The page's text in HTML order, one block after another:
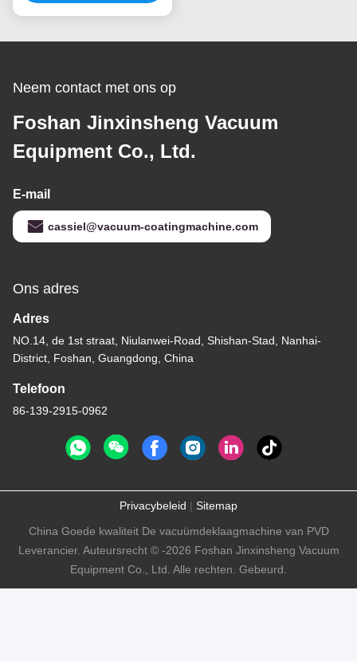
Neem contact met ons op
Foshan Jinxinsheng Vacuum
Equipment Co., Ltd.
E-mail
cassiel@vacuum-coatingmachine.com
Ons adres
Adres
NO.14, de 1st straat, Niulanwei-Road, Shishan-Stad, Nanhai-
District, Foshan, Guangdong, China
Telefoon
86-139-2915-0962
Privacybeleid | Sitemap
China Goede kwaliteit De vacuümdeklaagmachine van PVD
Leverancier. Auteursrecht © -2026 Foshan Jinxinsheng Vacuum
Equipment Co., Ltd. Alle rechten. Gebeurd.